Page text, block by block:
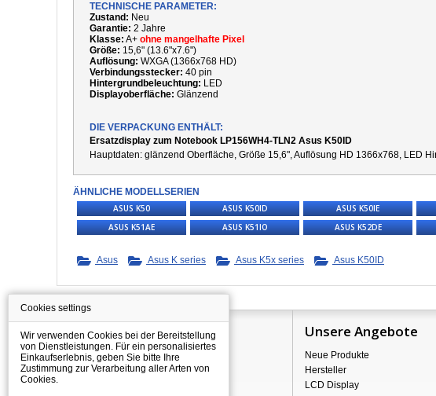
TECHNISCHE PARAMETER:
Zustand: Neu
Garantie: 2 Jahre
Klasse: A+ ohne mangelhafte Pixel
Größe: 15,6" (13.6"x7.6")
Auflösung: WXGA (1366x768 HD)
Verbindungsstecker: 40 pin
Hintergrundbeleuchtung: LED
Displayoberfläche: Glänzend
DIE VERPACKUNG ENTHÄLT:
Ersatzdisplay zum Notebook LP156WH4-TLN2 Asus K50ID
Hauptdaten: g länzend Oberfläche, Größe 15,6", Auflösung HD 1366x768, LED
ÄHNLICHE MODELLSERIEN
ASUS K50
ASUS K50ID ASUS K50IE
ASUS K51AE
ASUS K51IO ASUS K52DE
Asus Asus K series Asus K5x series Asus K50ID
Information
Über Shopping
Versand
Unsere Angebote
Neue Produkte
Hersteller
LCD Display
Cookies settings
Wir verwenden Cookies bei der Bereitstellung
von Dienstleistungen. Für ein personalisiertes
Einkaufserlebnis, geben Sie bitte Ihre
Zustimmung zur Verarbeitung aller Arten von
Cookies.